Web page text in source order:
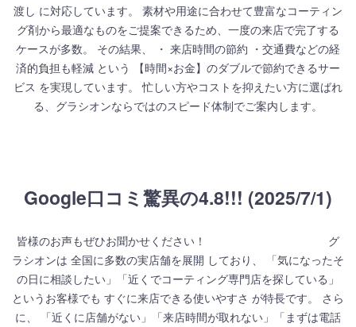
渡し に対応しています。 素材や用途に合わせて豊富なコーティン
グ剤から最適なものをご提案できるため、一度の来店で完了する
ケースが多数。 その結果、 ・ 来店時間の節約 ・交通費などの経
済的負担も軽減 という 【時間×お金】のダブルで節約できるサー
ビス を実現しています。 忙しい方やコストを抑えたい方に選ばれ
る、グラシオンならではのスピード体制でご案内します。
Google口コミ驚異の4.8!!! (2025/7/1)
皆様のお声もぜひお聞かせください！ グ
ラシオンは 全国に多数の実店舗を展開 しており、 「気になったそ
の日に相談したい」「近くでコーティング専門店を探している」
というお客様でも すぐに来店できる使いやすさ が特長です。 さら
に、 「近くに店舗がない」「来店時間が取れない」「まずは電話